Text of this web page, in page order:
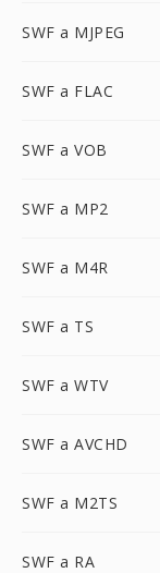
SWF a MJPEG
SWF a FLAC
SWF a VOB
SWF a MP2
SWF a M4R
SWF a TS
SWF a WTV
SWF a AVCHD
SWF a M2TS
SWF a RA